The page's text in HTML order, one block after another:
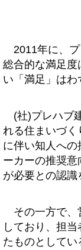
2011年に、
総合的な満足度
い「満足」はわ
(社)プレハブ
れる住まいづ
に伴い知人への
ーカーの推奨
が必要との認識
その一方で
しており、担
たものとしてい